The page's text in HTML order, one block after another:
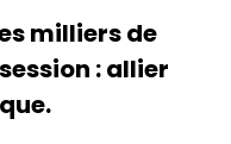
milliers de
: allier